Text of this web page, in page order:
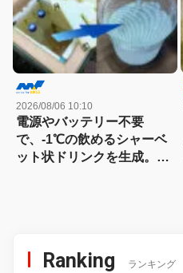
2026/08/06 10:10
電源やバッテリー不要
で、-1℃の飲めるシャーベ
ット状ドリンクを生成。現
Ranking ランキング